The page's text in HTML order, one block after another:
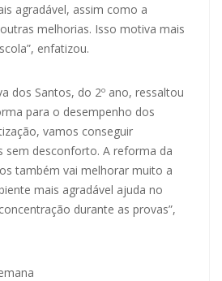
agradável, assim como a
melhorias. Isso motiva mais
enfatizou.
dos Santos, do 2º ano, ressaltou
para o desempenho dos
vamos conseguir
sem desconforto. A reforma da
também vai melhorar muito a
mais agradável ajuda no
durante as provas”,